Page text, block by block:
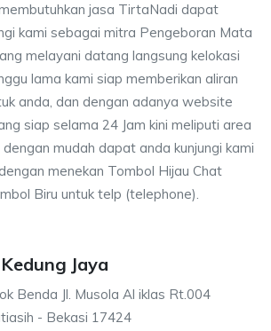
jasa TirtaNadi dapat
kami sebagai mitra Pengeboran Mata
melayani datang langsung kelokasi
lama kami siap memberikan aliran
anda, dan dengan adanya website
siap selama 24 Jam kini meliputi area
mudah dapat anda kunjungi kami
menekan Tombol Hijau Chat
Biru untuk telp (telephone).
Jaya
Benda Jl. Musola Al iklas Rt.004
- Bekasi 17424